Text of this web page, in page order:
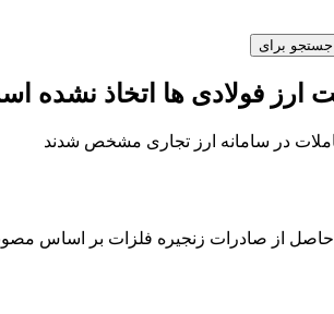
جستجو برای
ارز فولادی ها اتخاذ نشده
از صادرات زنجیره فلزات بر اساس